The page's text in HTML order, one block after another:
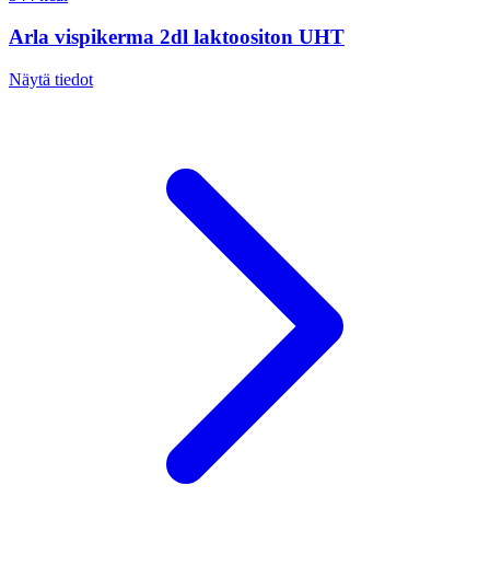
Arla vispikerma 2dl laktoositon UHT
Näytä tiedot